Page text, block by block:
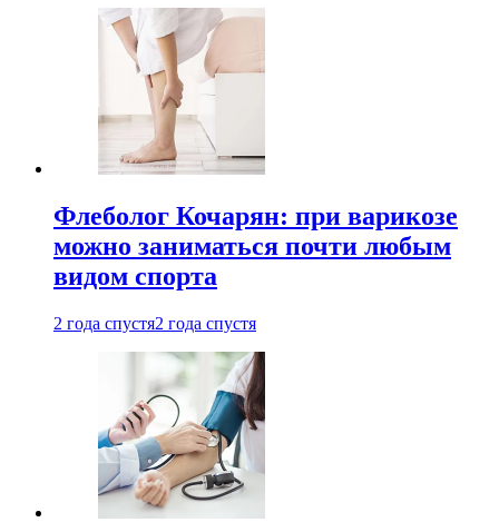
Флеболог Кочарян: при варикозе
можно заниматься почти любым
видом спорта
2 года спустя2 года спустя